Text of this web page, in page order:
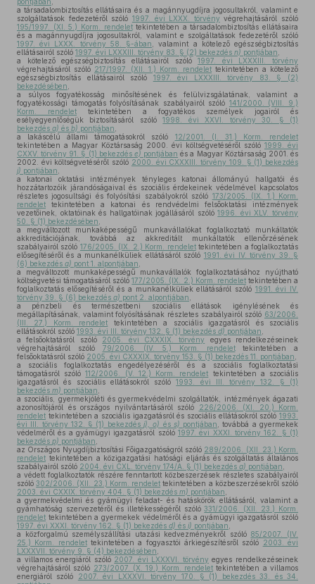
a társadalombiztosítás ellátásaira és a magánnyugdíjra jogosultakról, valamint e
szolgáltatások fedezetéről szóló 1997. évi LXXX. törvény végrehajtásáról szóló
195/1997. (XI. 5.) Korm. rendelettekintetében a társadalombiztosítás ellátásaira
és a magánnyugdíjra jogosultakról, valamint e szolgáltatások fedezetéről szóló
1997. évi LXXX. törvény 58. §-ában , valamint a kötelező egészségbiztosítás
ellátásairól szóló 1997. évi LXXXIII. törvény 83. § (2) bekezdés n) pontjában
a kötelező egészségbiztosítás ellátásairól szóló1997. évi LXXXIII. törvény
végrehajtásáról szóló 217/1997. (XII. 1.) Korm. rendelet tekintetében a kötelező
egészségbiztosítás ellátásairól szóló 1997. évi LXXXIII. törvény 83. § (2)
bekezdésében
a súlyos fogyatékosság minősítésének és felülvizsgálatának, valamint a
fogyatékossági támogatás folyósításának szabályairól szóló 141/2000. (VIII. 9.)
Korm. rendelet tekintetében a fogyatékos személyek jogairól és
esélyegyenlőségük biztosításáról szóló1998. évi XXVI. törvény 30. § (1)
bekezdés a) és b) pontjában
a lakáscélú állami támogatásokról szóló 12/2001. (I. 31.) Korm. rendelet
tekintetében a Magyar Köztársaság 2000. évi költségvetéséről szóló 1999. évi
CXXV. törvény 91. § (1) bekezdés e) pontjában és a Magyar Köztársaság 2001. és
2002. évi költségvetéséről szóló 2000. évi CXXXIII. törvény 109. § (1) bekezdés
j) pontjában
a katonai oktatási intézmények tényleges katonai állományú hallgatói és
hozzátartozóik járandóságaival és szociális érdekeinek védelmével kapcsolatos
részletes jogosultsági és folyósítási szabályokról szóló 173/2005. (IX. 1.) Korm.
rendelet tekintetében a katonai és rendvédelmi felsőoktatási intézmények
vezetőinek, oktatóinak és hallgatóinak jogállásáról szóló1996. évi XLV. törvény
50. § (1) bekezdésében
a megváltozott munkaképességű munkavállalókat foglalkoztató munkáltatók
akkreditációjának, továbbá az akkreditált munkáltatók ellenőrzésének
szabályairól szóló 176/2005. (IX. 2.) Korm. rendelettekintetében a foglalkoztatás
elősegítéséről és a munkanélküliek ellátásáról szóló 1991. évi IV. törvény 39. §
(6) bekezdés a) pont 1. alpontjában
a megváltozott munkaképességű munkavállalók foglalkoztatásához nyújtható
költségvetési támogatásáról szóló177/2005. (IX. 2.) Korm. rendelettekintetében a
foglalkoztatás elősegítéséről és a munkanélküliek ellátásáról szóló 1991. évi IV.
törvény 39. § (6) bekezdés a) pont 2. alpontjában
a pénzbeli és természetbeni szociális ellátások igénylésének és
megállapításának, valamint folyósításának részletes szabályairól szóló 63/2006.
(III. 27.) Korm. rendelet tekintetében a szociális igazgatásról és szociális
ellátásokról szóló 1993. évi III. törvény 132. § (1) bekezdés d) pontjában
a felsőoktatásról szóló 2005. évi CXXXIX. törvény
egyes rendelkezéseinek
végrehajtásáról szóló 79/2006. (IV. 5.) Korm. rendelettekintetében a
felsőoktatásról szóló 2005. évi CXXXIX. törvény 153. § (1) bekezdés 11. pontjában
a szociális foglalkoztatás engedélyezéséről és a szociális foglalkoztatási
támogatásról szóló112/2006. (V. 12.) Korm. rendelet tekintetében a szociális
igazgatásról és szociális ellátásokról szóló1993. évi III. törvény 132. § (1)
bekezdés m) pontjában
a szociális, gyermekjóléti és gyermekvédelmi szolgáltatók, intézmények ágazati
azonosítójáról és országos nyilvántartásáról szóló
226/2006. (XI. 20.) Korm.
rendelet tekintetében a szociális igazgatásról és szociális ellátásokról szóló 1993.
évi III. törvény 132. § (1) bekezdés j), o) és s) pontjában , továbbá a gyermekek
védelméről és a gyámügyi igazgatásról szóló 1997. évi XXXI. törvény 162. § (1)
bekezdés p) pontjában
az Országos Nyugdíjbiztosítási Főigazgatóságról szóló 289/2006. (XII. 23.) Korm.
rendelet tekintetében a közigazgatási hatósági eljárás és szolgáltatás általános
szabályairól szóló 2004. évi CXL. törvény 174/A. § (1) bekezdés a) pontjában
a védett foglalkoztatók részére fenntartott közbeszerzések részletes szabályairól
szóló302/2006. (XII. 23.) Korm. rendelet tekintetében a közbeszerzésekről szóló
2003. évi CXXIX. törvény 404. § (1) bekezdés m) pontjában
a gyermekvédelmi és gyámügyi feladat- és hatáskörök ellátásáról, valamint a
gyámhatóság szervezetéről és illetékességéről szóló331/2006. (XII. 23.) Korm.
rendelet tekintetében a gyermekek védelméről és a gyámügyi igazgatásról szóló
1997. évi XXXI. törvény 162. § (1) bekezdés d) és i) pontjában
a közforgalmú személyszállítási utazási kedvezményekről szóló 85/2007. (IV.
25.) Korm. rendelettekintetében a fogyasztói árkiegészítésről szóló 2003. évi
LXXXVII. törvény 9. § (4) bekezdésében
a villamos energiáról szóló 2007. évi LXXXVI. törvény egyes rendelkezéseinek
végrehajtásáról szóló 273/2007. (X. 19.) Korm. rendelet tekintetében a villamos
energiáról szóló 2007. évi LXXXVI. törvény 170. § (1) bekezdés 33. és 34.